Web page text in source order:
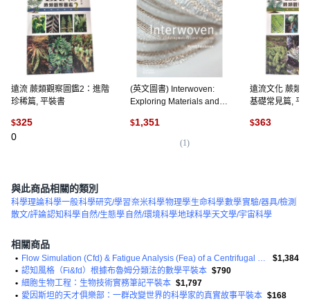
遠流 蕨類觀察圖鑑2：進階
珍稀篇, 平裝書
$325
0
(英文圖書) Interwoven:
Exploring Materials and
Thames & Hudson, 英文
$1,351
(1)
遠流文化 蕨類
基礎常見篇, 平
$363
與此商品相關的類別
科學理論科學一般科學研究/學習奈米科學物理學生命科學數學實驗/器具/檢測
散文/評論認知科學 自然/生態學 自然/環境科學地球科學天文學/宇宙科學
相關商品
•
$1,384
• 認知風格（Fi&fd）根據布魯姆分類法的數學平裝本 $790
• 細胞生物工程：生物技術實務筆記平裝本 $1,797
• 愛因斯坦的天才俱樂部：一群改變世界的科學家的真實故事平裝本 $168